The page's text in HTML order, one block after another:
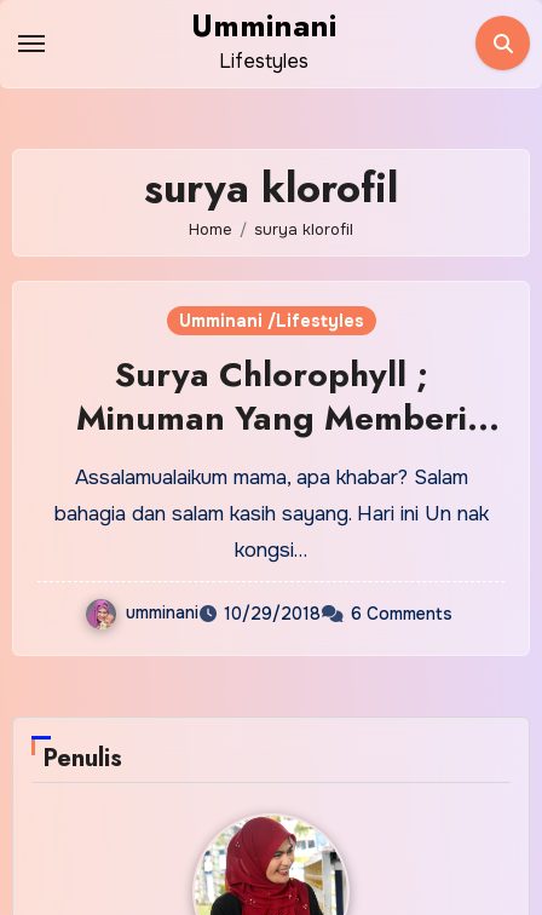
content
Umminani
Lifestyles
surya klorofil
Home surya klorofil
Umminani /Lifestyles
Surya Chlorophyll ;
Minuman Yang Memberi
Khasiat Sayuran 100%
Assalamualaikum mama, apa khabar? Salam
bahagia dan salam kasih sayang. Hari ini Un nak
kongsi…
umminani 10/29/2018 6 Comments
Penulis